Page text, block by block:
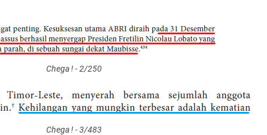
Chega ! - 2/250
Chega ! - 3/483